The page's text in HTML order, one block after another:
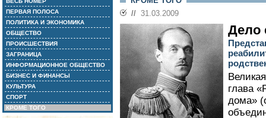
ПЕРВАЯ ПОЛОСА
ПОЛИТИКА И ЭКОНОМИКА
ОБЩЕСТВО
ПРОИСШЕСТВИЯ
ЗАГРАНИЦА
ИНФОРМАЦИОННОЕ ОБЩЕСТВО
БИЗНЕС И ФИНАНСЫ
КУЛЬТУРА
СПОРТ
КРОМЕ ТОГО
// 31.03.2009
Дело
глава
дома»